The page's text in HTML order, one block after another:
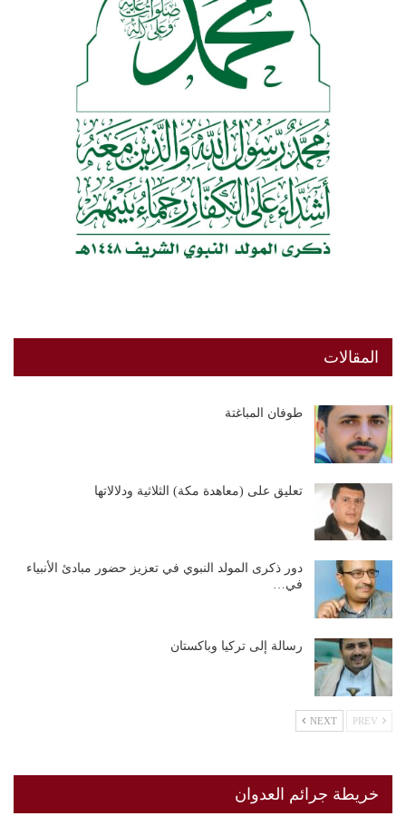
المقالات
طوفان المباغتة
تعليق على (معاهدة مكة) الثلاثية ودلالاتها
دور ذكرى المولد النبوي في تعزيز حضور مبادئ الأنبياء
في…
رسالة إلى تركيا وباكستان
NEXT
خريطة جرائم العدوان